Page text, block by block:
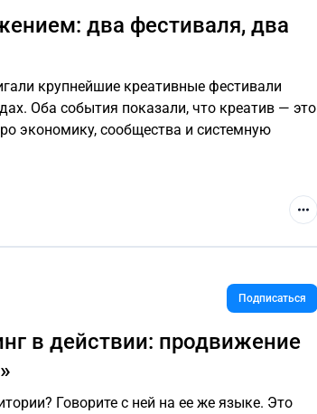
два фестиваля, два
крупнейшие креативные фестивали
Оба события показали, что креатив — это
экономику, сообщества и системную
Подписаться
в действии: продвижение
Говорите с ней на ее же языке. Это